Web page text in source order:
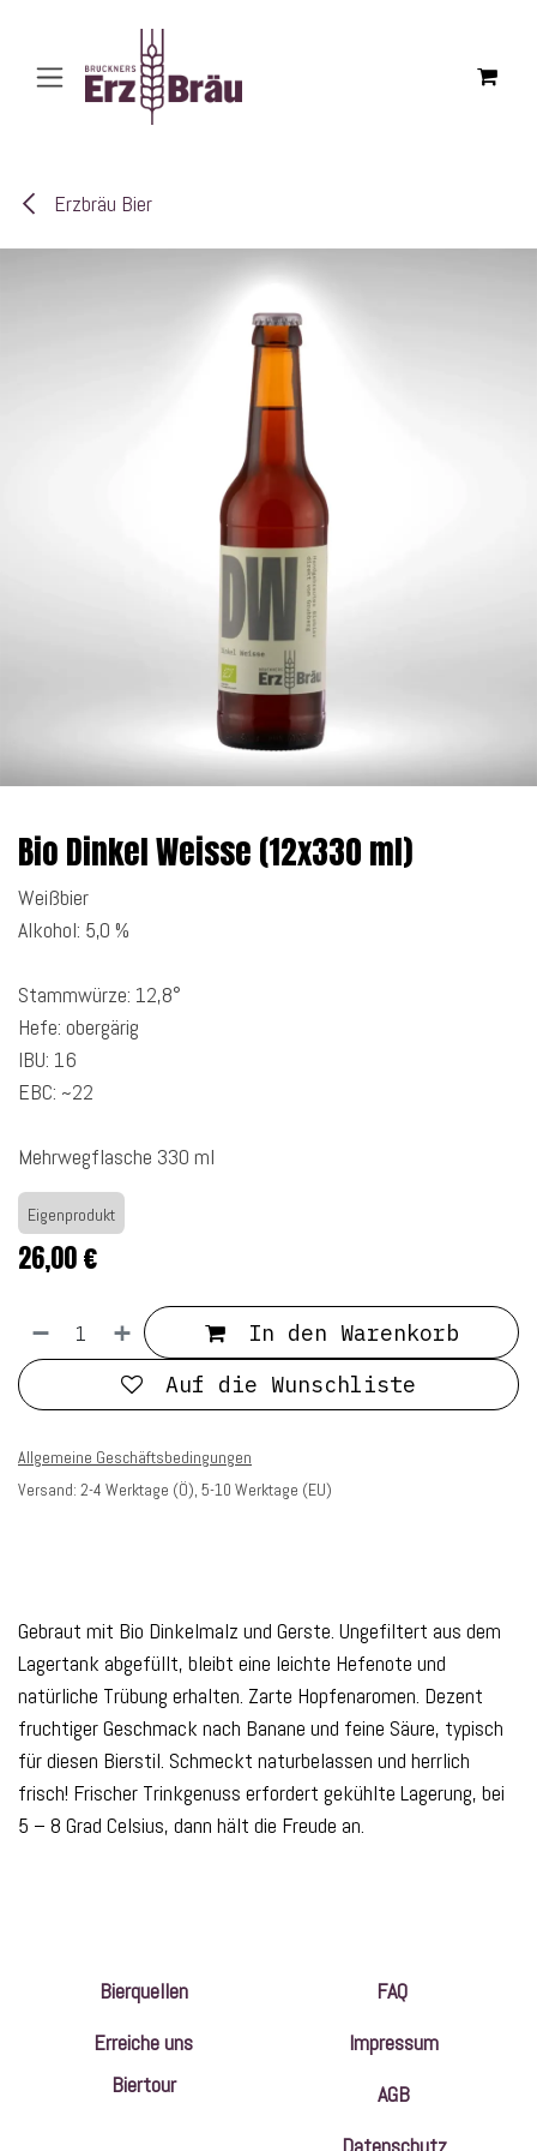
Erzbräu Bier
Bio Dinkel Weisse (12x330 ml)
Weißbier
Alkohol: 5,0 %
Stammwürze: 12,8°
Hefe: obergärig
IBU: 16
EBC: ~22
Mehrwegflasche 330 ml
Eigenprodukt
26,00€
In den Warenkorb
Auf die Wunschliste
Allgemeine Geschäftsbedingungen
Versand: 2-4 Werktage (Ö), 5-10 Werktage (EU)
Gebraut mit Bio Dinkelmalz und Gerste. Ungefiltert aus dem
Lagertank abgefüllt, bleibt eine leichte Hefenote und
natürliche Trübung erhalten. Zarte Hopfenaromen. Dezent
fruchtiger Geschmack nach Banane und feine Säure, typisch
für diesen Bierstil. Schmeckt naturbelassen und herrlich
frisch! Frischer Trinkgenuss erfordert gekühlte Lagerung, bei
5 – 8 Grad Celsius, dann hält die Freude an.
Bierquellen
Erreiche uns
Biertour
FAQ
Impressum
AGB